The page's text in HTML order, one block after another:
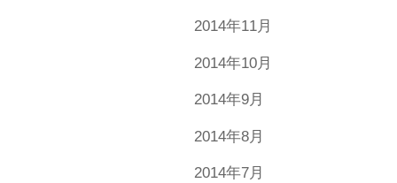
2014年11月
2014年10月
2014年9月
2014年8月
2014年7月